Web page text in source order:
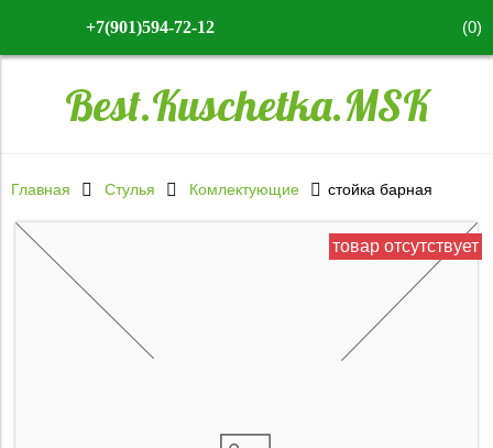
+7(901)594-72-12 (0)
Best.Kuschetka.MSK
Главная Стулья Комлектующие стойка барная
товар отсутствует